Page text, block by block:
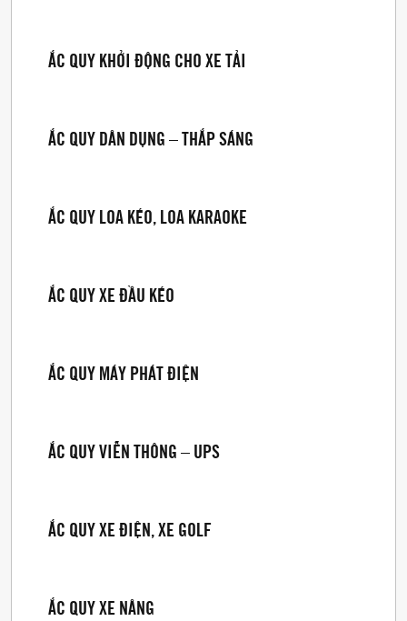
ẮC QUY KHỞI ĐỘNG CHO XE TẢI
ẮC QUY DÂN DỤNG – THẮP SÁNG
ẮC QUY LOA KÉO, LOA KARAOKE
ẮC QUY XE ĐẦU KÉO
ẮC QUY MÁY PHÁT ĐIỆN
ẮC QUY VIỄN THÔNG – UPS
ẮC QUY XE ĐIỆN, XE GOLF
ẮC QUY XE NÂNG